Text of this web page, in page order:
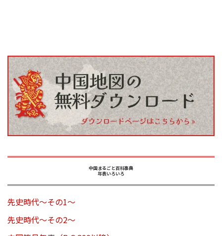
中国まるごと百科事典
年表いろいろ
先史時代～その1～
先史時代～その2～